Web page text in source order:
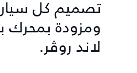
تصميم كل
لاند روڤر.